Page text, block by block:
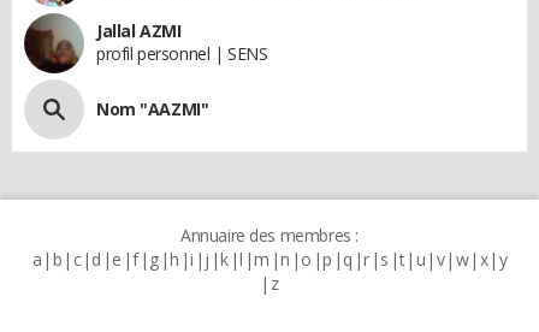
Jallal AZMI
profil personnel | SENS
Nom "AAZMI"
Annuaire des membres :
a b c d e f g h i j k l m n o p q r s t u v w x y
z